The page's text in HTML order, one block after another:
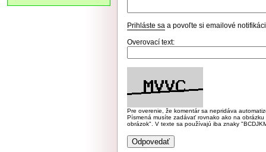
Prihláste sa a povoľte si emailové
Overovací text:
Pre overenie, že komentár sa nepridáva
Písmená musíte zadávať rovnako ako na
obrázok". V texte sa používajú iba znaky